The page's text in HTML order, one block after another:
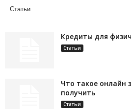
Статьи
Кредиты для
Статьи
Что такое онлайн
получить
Статьи